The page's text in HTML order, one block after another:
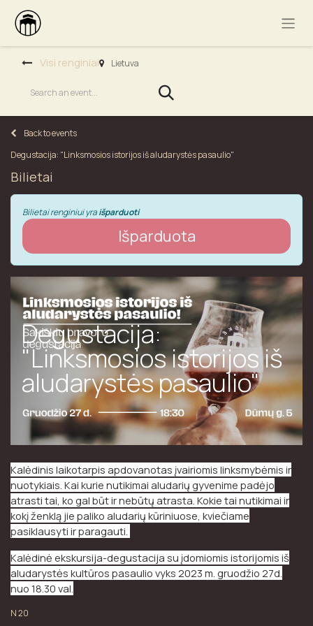
Visi renginiai Lietuva
Back to events
Degustacija: "Linksmosios istorijos iš aludarystės pasaulio"
Bilietai
Bilietai renginiui yraišparduoti
Išparduota
Degustacija:
"Linksmosios istorijos iš
aludarystės pasaulio"
Kalėdinis laikotarpis apdovanotas įvairiomis linksmybėmis ir
nuotykiais. Kai kurie nutikimai aludarių gyvenime padėjo
atrasti tai, ko gal būt ir nebūtų atrasta. Kokie tai nutikimai ir
kokį ženklą jie paliko aludarių kūriniuose, kviečiame
pasiklausyti ir paragauti.
Kalėdinė ekskursija-degustacija su įdomiomis istorijomis iš
aludarystės kultūros pasaulio vyks 2023 m. gruodžio 27d.
nuo 18.30 val.
N 20